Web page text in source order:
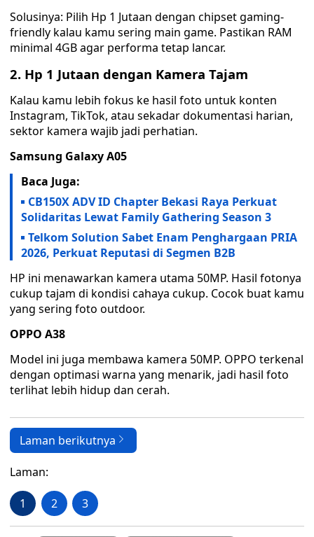
Solusinya: Pilih Hp 1 Jutaan dengan chipset gaming-
friendly kalau kamu sering main game. Pastikan RAM
minimal 4GB agar performa tetap lancar.
2. Hp 1 Jutaan dengan Kamera Tajam
Kalau kamu lebih fokus ke hasil foto untuk konten
Instagram, TikTok, atau sekadar dokumentasi harian,
sektor kamera wajib jadi perhatian.
Samsung Galaxy A05
Baca Juga:
CB150X ADV ID Chapter Bekasi Raya Perkuat
Solidaritas Lewat Family Gathering Season 3
Telkom Solution Sabet Enam Penghargaan PRIA
2026, Perkuat Reputasi di Segmen B2B
HP ini menawarkan kamera utama 50MP. Hasil fotonya
cukup tajam di kondisi cahaya cukup. Cocok buat kamu
yang sering foto outdoor.
OPPO A38
Model ini juga membawa kamera 50MP. OPPO terkenal
dengan optimasi warna yang menarik, jadi hasil foto
terlihat lebih hidup dan cerah.
Laman berikutnya
Laman:
1 2 3